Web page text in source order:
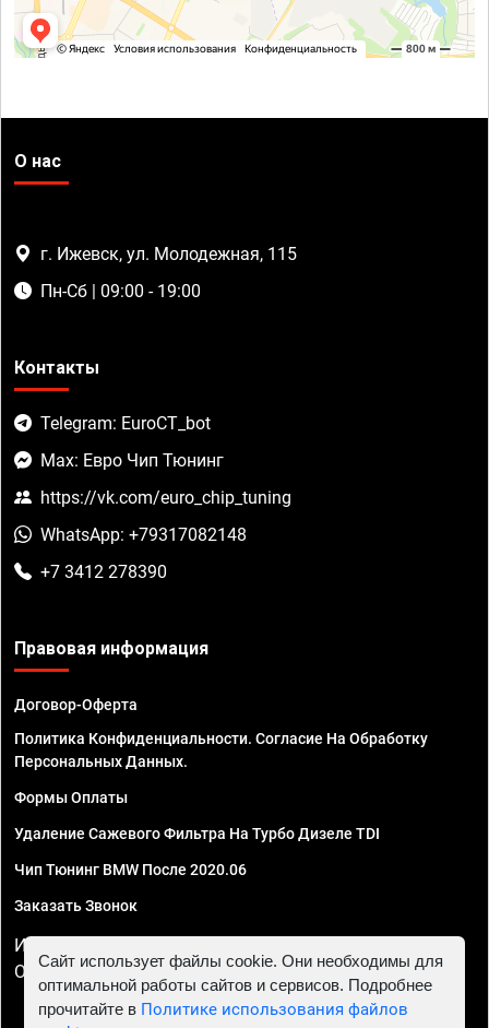
О нас
г. Ижевск, ул. Молодежная, 115
Пн-Сб | 09:00 - 19:00
Контакты
Telegram: EuroCT_bot
Max: Евро Чип Тюнинг
https://vk.com/euro_chip_tuning
WhatsApp: +79317082148
+7 3412 278390
Правовая информация
Договор-Оферта
Политика Конфиденциальности. Согласие На Обработку
Персональных Данных.
Формы Оплаты
Удаление Сажевого Фильтра На Турбо Дизеле TDI
Чип Тюнинг BMW После 2020.06
Заказать Звонок
ИП Смирнов Георгий Павлович. ИНН 781302555843,
ОГРНИП 324470400032610
Сайт использует файлы cookie. Они необходимы для
оптимальной работы сайтов и сервисов. Подробнее
прочитайте в Политике использования файлов